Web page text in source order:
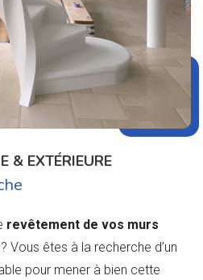
& EXTÉRIEURE
revêtement de vos murs
? Vous êtes à la recherche d’un
pour mener à bien cette